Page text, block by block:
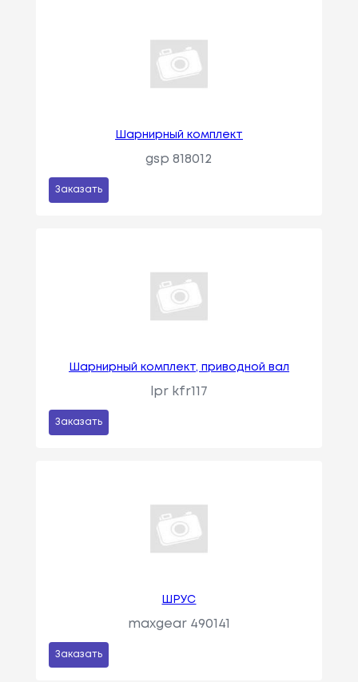
Шарнирный комплект
gsp 818012
Заказать
Шарнирный комплект, приводной вал
lpr kfr117
Заказать
ШРУС
maxgear 490141
Заказать